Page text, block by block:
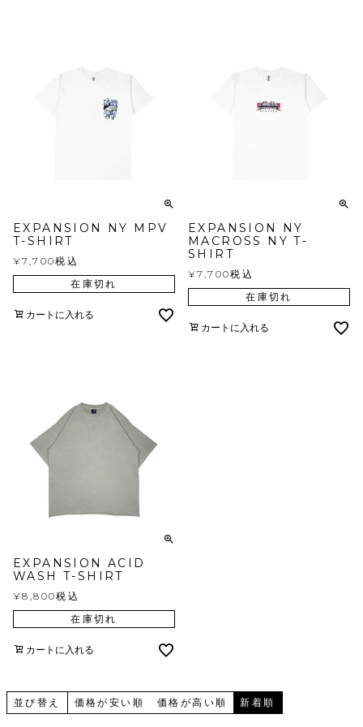
EXPANSION NY MPV
T-SHIRT
¥7,700税込
在庫切れ
カートに入れる
EXPANSION NY
MACROSS NY T-
SHIRT
¥7,700税込
在庫切れ
カートに入れる
EXPANSION ACID
WASH T-SHIRT
¥8,800税込
在庫切れ
カートに入れる
並び替え 価格が安い順 価格が高い順 新着順